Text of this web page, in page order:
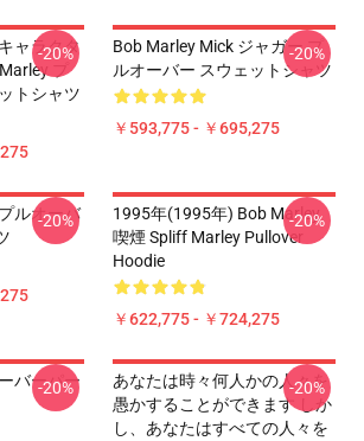
ャラクタ
プ
トシャツ
-20%
Bob Marley Mick ジャガー プ
ルオーバー スウェットシャツ
￥593,775 - ￥695,275
-20%
ルオーバ
-20%
1995年(1995年) Bob Marley
喫煙 Spliff Marley Pullover
Hoodie
￥622,775 - ￥724,275
-20%
バーパー
-20%
あなたは時々何人かの人々を
愚かすることができます しか
し、あなたはすべての人々を
-20%